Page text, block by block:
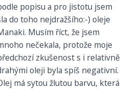
popisu a pro jistotu jsem
do toho nejdražšího:-) oleje
Musím říct, že jsem
nečekala, protože moje
zkušenost s i relativně
oleji byla spíš negativní.
má sytou žlutou barvu, která